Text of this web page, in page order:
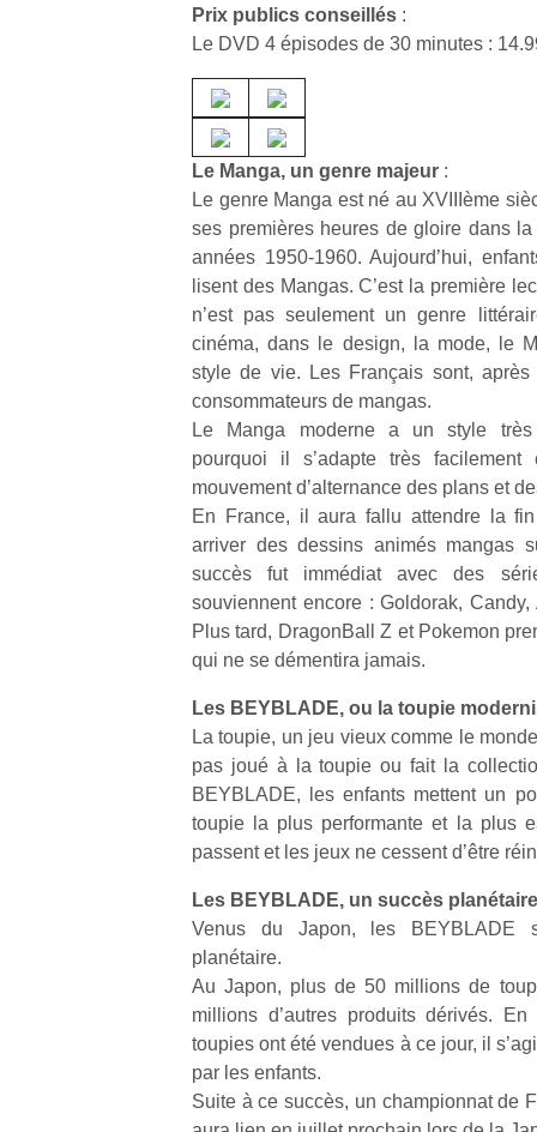
Prix publics conseillés :
Le DVD 4 épisodes de 30 minutes :
Le Manga, un genre majeur :
Le genre Manga est né au XVIIIème
ses premières heures de gloire dans
années 1950-1960. Aujourd’hui,
lisent des Mangas. C’est la première
n’est pas seulement un genre
cinéma, dans le design, la mode, le
style de vie. Les Français sont,
consommateurs de mangas.
Le Manga moderne a un style très
pourquoi il s’adapte très
mouvement d’alternance des plans et
En France, il aura fallu attendre la
arriver des dessins animés mangas
succès fut immédiat avec des
souviennent encore : Goldorak,
Plus tard, DragonBall Z et Pokemon
qui ne se démentira jamais.
Les BEYBLADE, ou la toupie
La toupie, un jeu vieux comme le
pas joué à la toupie ou fait la
BEYBLADE, les enfants mettent un
toupie la plus performante et la plus
passent et les jeux ne cessent d’être
Les BEYBLADE, un succès
Venus du Japon, les BEYBLADE
planétaire.
Au Japon, plus de 50 millions de
millions d’autres produits dérivés.
toupies ont été vendues à ce jour, il
par les enfants.
Suite à ce succès, un championnat de
à
…
nouvelle
Des
pour les